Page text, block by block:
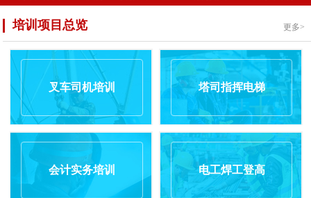
培训项目总览 更多>
叉车司机培训 塔司指挥电梯
会计实务培训 电工焊工登高